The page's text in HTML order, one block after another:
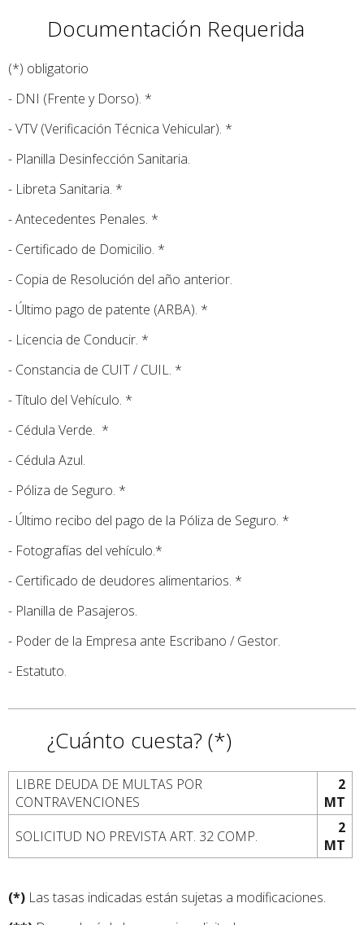
Documentación Requerida
(*) obligatorio
- DNI (Frente y Dorso). *
- VTV (Verificación Técnica Vehicular). *
- Planilla Desinfección Sanitaria.
- Libreta Sanitaria. *
- Antecedentes Penales. *
- Certificado de Domicilio. *
- Copia de Resolución del año anterior.
- Último pago de patente (ARBA). *
- Licencia de Conducir. *
- Constancia de CUIT / CUIL. *
- Título del Vehículo. *
- Cédula Verde. *
- Cédula Azul.
- Póliza de Seguro. *
- Último recibo del pago de la Póliza de Seguro. *
- Fotografías del vehículo.*
- Certificado de deudores alimentarios. *
- Planilla de Pasajeros.
- Poder de la Empresa ante Escribano / Gestor.
- Estatuto.
¿Cuánto cuesta? (*)
LIBRE DEUDA DE MULTAS POR
CONTRAVENCIONES
2
MT
SOLICITUD NO PREVISTA ART. 32 COMP.
2
MT
(*) Las tasas indicadas están sujetas a modificaciones.